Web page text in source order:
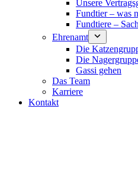
Unsere
Fundtier – was
Fundtiere –
Ehrenamt
Die
Die
Gassi gehen
Das Team
Karriere
Kontakt